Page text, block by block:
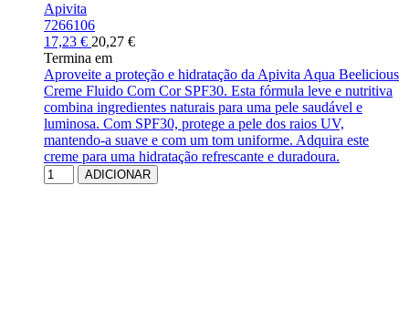
Apivita
7266106
17,23 € 20,27 €
Termina em
Aproveite a proteção e hidratação da Apivita Aqua Beelicious
Creme Fluido Com Cor SPF30. Esta fórmula leve e nutritiva
combina ingredientes naturais para uma pele saudável e
luminosa. Com SPF30, protege a pele dos raios UV,
mantendo-a suave e com um tom uniforme. Adquira este
creme para uma hidratação refrescante e duradoura.
ADICIONAR